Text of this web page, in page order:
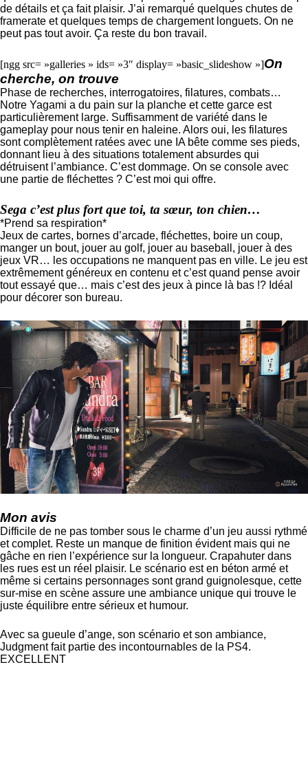
de détails et ça fait plaisir. J’ai remarqué quelques chutes de
framerate et quelques temps de chargement longuets. On ne
peut pas tout avoir. Ça reste du bon travail.
[ngg src= »galleries » ids= »3″ display= »basic_slideshow »]On
cherche, on trouve
Phase de recherches, interrogatoires, filatures, combats…
Notre Yagami a du pain sur la planche et cette garce est
particulièrement large. Suffisamment de variété dans le
gameplay pour nous tenir en haleine. Alors oui, les filatures
sont complètement ratées avec une IA bête comme ses pieds,
donnant lieu à des situations totalement absurdes qui
détruisent l’ambiance. C’est dommage. On se console avec
une partie de fléchettes ? C’est moi qui offre.
Sega c’est plus fort que toi, ta sœur, ton chien…
*Prend sa respiration*
Jeux de cartes, bornes d’arcade, fléchettes, boire un coup,
manger un bout, jouer au golf, jouer au baseball, jouer à des
jeux VR… les occupations ne manquent pas en ville. Le jeu est
extrêmement généreux en contenu et c’est quand pense avoir
tout essayé que… mais c’est des jeux à pince là bas !? Idéal
pour décorer son bureau.
Mon avis
Difficile de ne pas tomber sous le charme d’un jeu aussi rythmé
et complet. Reste un manque de finition évident mais qui ne
gâche en rien l’expérience sur la longueur. Crapahuter dans
les rues est un réel plaisir. Le scénario est en béton armé et
même si certains personnages sont grand guignolesque, cette
sur-mise en scène assure une ambiance unique qui trouve le
juste équilibre entre sérieux et humour.
Avec sa gueule d’ange, son scénario et son ambiance,
Judgment fait partie des incontournables de la PS4.
EXCELLENT